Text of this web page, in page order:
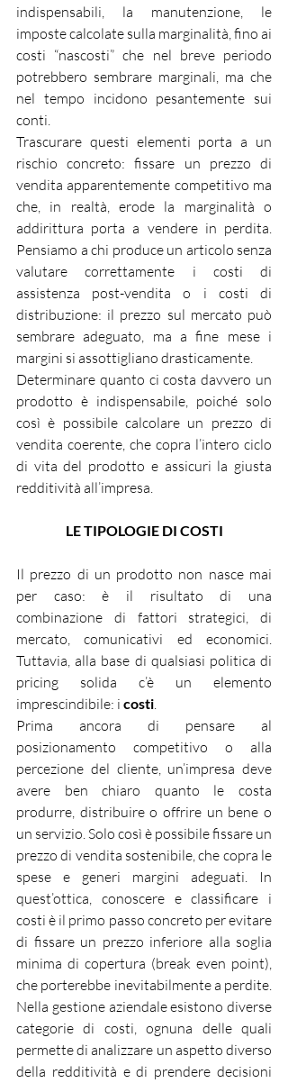
indispensabili, la manutenzione, le
imposte calcolate sulla marginalità, fino ai
costi “nascosti” che nel breve periodo
potrebbero sembrare marginali, ma che
nel tempo incidono pesantemente sui
conti.
Trascurare questi elementi porta a un
rischio concreto: fissare un prezzo di
vendita apparentemente competitivo ma
che, in realtà, erode la marginalità o
addirittura porta a vendere in perdita.
Pensiamo a chi produce un articolo senza
valutare correttamente i costi di
assistenza post-vendita o i costi di
distribuzione: il prezzo sul mercato può
sembrare adeguato, ma a fine mese i
margini si assottigliano drasticamente.
Determinare quanto ci costa davvero un
prodotto è indispensabile, poiché solo
così è possibile calcolare un prezzo di
vendita coerente, che copra l’intero ciclo
di vita del prodotto e assicuri la giusta
redditività all’impresa.
LE TIPOLOGIE DI COSTI
Il prezzo di un prodotto non nasce mai
per caso: è il risultato di una
combinazione di fattori strategici, di
mercato, comunicativi ed economici.
Tuttavia, alla base di qualsiasi politica di
pricing solida c’è un elemento
imprescindibile: i costi.
Prima ancora di pensare al
posizionamento competitivo o alla
percezione del cliente, un’impresa deve
avere ben chiaro quanto le costa
produrre, distribuire o offrire un bene o
un servizio. Solo così è possibile fissare un
prezzo di vendita sostenibile, che copra le
spese e generi margini adeguati. In
quest’ottica, conoscere e classificare i
costi è il primo passo concreto per evitare
di fissare un prezzo inferiore alla soglia
minima di copertura (break even point),
che porterebbe inevitabilmente a perdite.
Nella gestione aziendale esistono diverse
categorie di costi, ognuna delle quali
permette di analizzare un aspetto diverso
della redditività e di prendere decisioni